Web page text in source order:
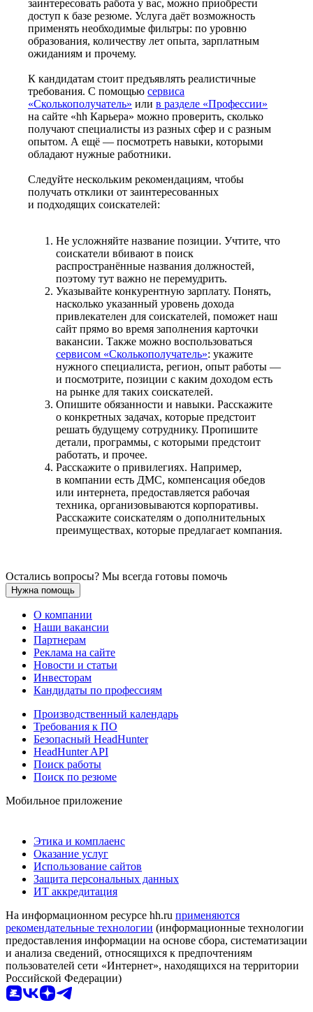
заинтересовать работа у вас, можно приобрести
доступ к базе резюме. Услуга даёт возможность
применять необходимые фильтры: по уровню
образования, количеству лет опыта, зарплатным
ожиданиям и прочему.
К кандидатам стоит предъявлять реалистичные
требования. С помощью сервиса
«Сколькополучатель» или в разделе «Профессии»
на сайте «hh Карьера» можно проверить, сколько
получают специалисты из разных сфер и с разным
опытом. А ещё — посмотреть навыки, которыми
обладают нужные работники.
Следуйте нескольким рекомендациям, чтобы
получать отклики от заинтересованных
и подходящих соискателей:
Не усложняйте название позиции. Учтите, что
соискатели вбивают в поиск
распространённые названия должностей,
поэтому тут важно не перемудрить.
Указывайте конкурентную зарплату. Понять,
насколько указанный уровень дохода
привлекателен для соискателей, поможет наш
сайт прямо во время заполнения карточки
вакансии. Также можно воспользоваться
сервисом «Сколькополучатель»: укажите
нужного специалиста, регион, опыт работы —
и посмотрите, позиции с каким доходом есть
на рынке для таких соискателей.
Опишите обязанности и навыки. Расскажите
о конкретных задачах, которые предстоит
решать будущему сотруднику. Пропишите
детали, программы, с которыми предстоит
работать, и прочее.
Расскажите о привилегиях. Например,
в компании есть ДМС, компенсация обедов
или интернета, предоставляется рабочая
техника, организовываются корпоративы.
Расскажите соискателям о дополнительных
преимуществах, которые предлагает компания.
Остались вопросы? Мы всегда готовы помочь
Нужна помощь
О компании
Наши вакансии
Партнерам
Реклама на сайте
Новости и статьи
Инвесторам
Кандидаты по профессиям
Производственный календарь
Требования к ПО
Безопасный HeadHunter
HeadHunter API
Поиск работы
Поиск по резюме
Мобильное приложение
Этика и комплаенс
Оказание услуг
Использование сайтов
Защита персональных данных
ИТ аккредитация
На информационном ресурсе hh.ru применяются
рекомендательные технологии (информационные технологии
предоставления информации на основе сбора, систематизации
и анализа сведений, относящихся к предпочтениям
пользователей сети «Интернет», находящихся на территории
Российской Федерации)